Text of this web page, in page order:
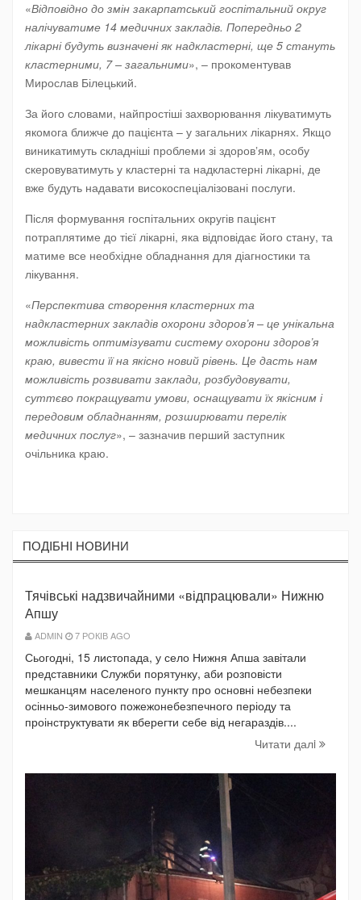
«Відповідно до змін закарпатський госпітальний округ
налічуватиме 14 медичних закладів. Попередньо 2
лікарні будуть визначені як надкластерні, ще 5 стануть
кластерними, 7 – загальними», – прокоментував
Мирослав Білецький.
За його словами, найпростіші захворювання лікуватимуть
якомога ближче до пацієнта – у загальних лікарнях. Якщо
виникатимуть складніші проблеми зі здоровʼям, особу
скеровуватимуть у кластерні та надкластерні лікарні, де
вже будуть надавати високоспеціалізовані послуги.
Після формування госпітальних округів пацієнт
потраплятиме до тієї лікарні, яка відповідає його стану, та
матиме все необхідне обладнання для діагностики та
лікування.
«Перспектива створення кластерних та
надкластерних закладів охорони здоров’я – це унікальна
можливість оптимізувати систему охорони здоров’я
краю, вивести її на якісно новий рівень. Це дасть нам
можливість розвивати заклади, розбудовувати,
суттєво покращувати умови, оснащувати їх якісним і
передовим обладнанням, розширювати перелік
медичних послуг», – зазначив перший заступник
очільника краю.
ПОДIБНI НОВИНИ
Тячівські надзвичайними «відпрацювали» Нижню
Апшу
ADMIN 7 РОКІВ AGO
Сьогодні, 15 листопада, у село Нижня Апша завітали
представники Служби порятунку, аби розповісти
мешканцям населеного пункту про основні небезпеки
осінньо-зимового пожежонебезпечного періоду та
проінструктувати як вберегти себе від негараздів....
Читати далi